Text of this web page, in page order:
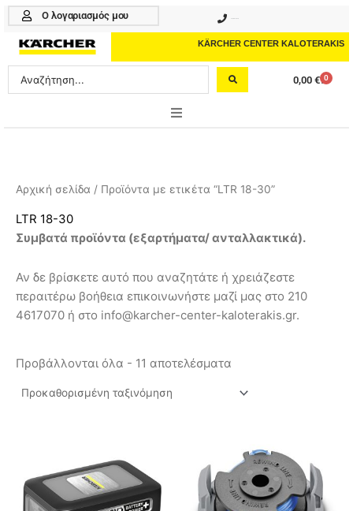
Μετάβαση
περιεχόμενο
Ο λογαριασμός μου
KÄRCHER CENTER KALOTERAKIS
Search
...
0,00 € 0
Cart
PROFESSIONAL
ΑΞΕΣΟΥΑΡ
ΚΑΘΑΡΙΣΤΙΚΑ
ΥΠΗΡΕΣΙΕΣ-ΝΕΑ-ΛΥΣΕΙΣ
Αρχική σελίδα / Προϊόντα με ετικέτα “LTR 18-30”
LTR 18-30
Συμβατά προϊόντα (εξαρτήματα/ ανταλλακτικά).
Αν δε βρίσκετε αυτό που αναζητάτε ή χρειάζεστε
περαιτέρω βοήθεια επικοινωνήστε μαζί μας στο 210
4617070 ή στο info@karcher-center-kaloterakis.gr.
Προβάλλονται όλα - 11 αποτελέσματα